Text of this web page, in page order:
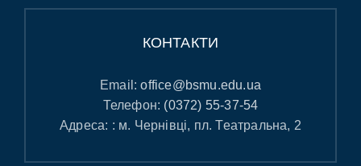
КОНТАКТИ
Email:office@bsmu.edu.ua
Телефон: (0372) 55-37-54
Адреса: : м. Чернівці, пл. Театральна, 2